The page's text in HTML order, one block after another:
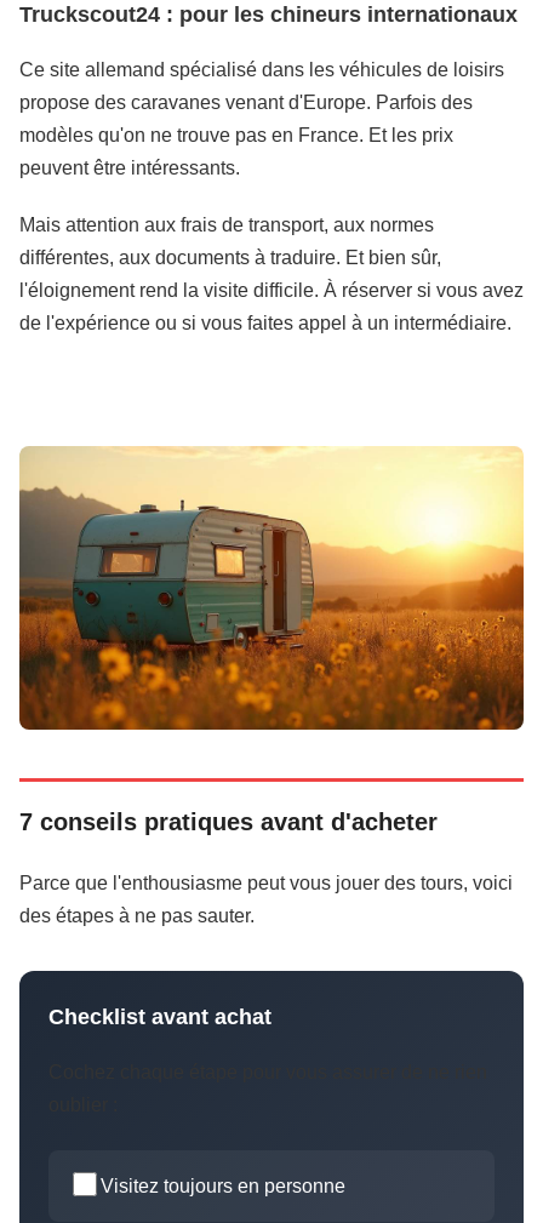
Truckscout24 : pour les chineurs internationaux
Ce site allemand spécialisé dans les véhicules de loisirs
propose des caravanes venant d'Europe. Parfois des
modèles qu'on ne trouve pas en France. Et les prix
peuvent être intéressants.
Mais attention aux frais de transport, aux normes
différentes, aux documents à traduire. Et bien sûr,
l'éloignement rend la visite difficile. À réserver si vous avez
de l'expérience ou si vous faites appel à un intermédiaire.
7 conseils pratiques avant d'acheter
Parce que l'enthousiasme peut vous jouer des tours, voici
des étapes à ne pas sauter.
Checklist avant achat
Visitez toujours en personne